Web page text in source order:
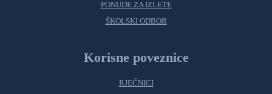
PONUDE ZA IZLETE
ŠKOLSKI ODBOR
Korisne poveznice
RJEČNICI